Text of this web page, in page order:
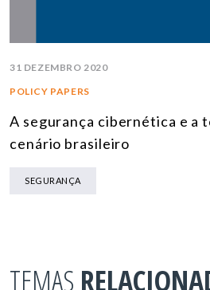
31 DEZEMBRO 2020
POLICY PAPERS
A segurança cibernética e a
cenário brasileiro
SEGURANÇA
TEMAS